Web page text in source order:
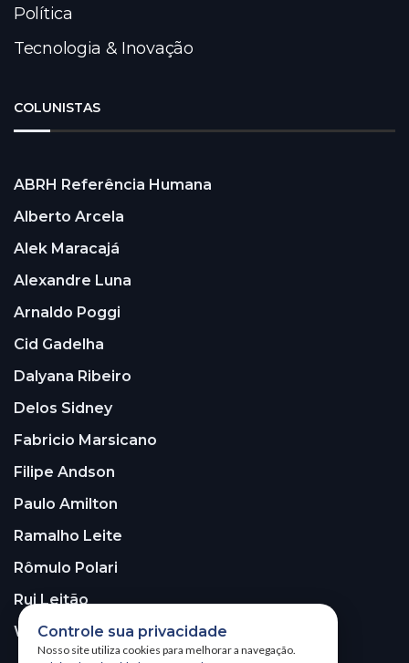
Política
Tecnologia & Inovação
COLUNISTAS
ABRH Referência Humana
Alberto Arcela
Alek Maracajá
Alexandre Luna
Arnaldo Poggi
Cid Gadelha
Dalyana Ribeiro
Delos Sidney
Fabricio Marsicano
Filipe Andson
Paulo Amilton
Ramalho Leite
Rômulo Polari
Rui Leitão
Walter Santos
Controle sua privacidade
Nosso site utiliza cookies para melhorar a navegação.